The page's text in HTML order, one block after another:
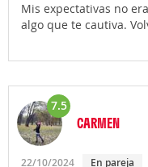
Mis expectativas no
algo que te cautiva.
7.5
CARMEN
22/10/2024 En pareja